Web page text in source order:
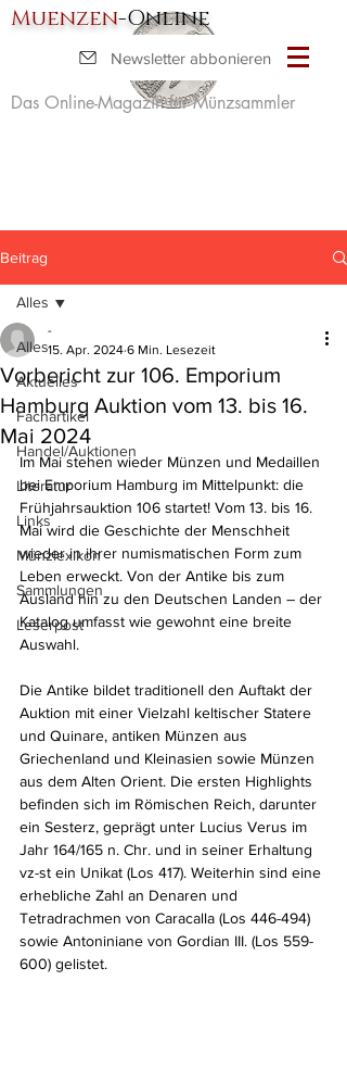
Muenzen-Online
Das Online-Magazin für Münzsammler
Newsletter abbonieren
Beitrag
Alles
Aktuelles
Fachartikel
Handel/Auktionen
Literatur
Links
Münzlexikon
Sammlungen
Leserpost
Alles
Vorbericht zur 106. Emporium
Hamburg Auktion vom 13. bis 16.
Mai 2024
-
15. Apr. 2024 6 Min. Lesezeit
Im Mai stehen wieder Münzen und Medaillen
bei Emporium Hamburg im Mittelpunkt: die
Frühjahrsauktion 106 startet! Vom 13. bis 16.
Mai wird die Geschichte der Menschheit
wieder in ihrer numismatischen Form zum
Leben erweckt. Von der Antike bis zum
Ausland hin zu den Deutschen Landen – der
Katalog umfasst wie gewohnt eine breite
Auswahl.
Die Antike bildet traditionell den Auftakt der
Auktion mit einer Vielzahl keltischer Statere
und Quinare, antiken Münzen aus
Griechenland und Kleinasien sowie Münzen
aus dem Alten Orient. Die ersten Highlights
befinden sich im Römischen Reich, darunter
ein Sesterz, geprägt unter Lucius Verus im
Jahr 164/165 n. Chr. und in seiner Erhaltung
vz-st ein Unikat (Los 417). Weiterhin sind eine
erhebliche Zahl an Denaren und
Tetradrachmen von Caracalla (Los 446-494)
sowie Antoniniane von Gordian III. (Los 559-
600) gelistet.